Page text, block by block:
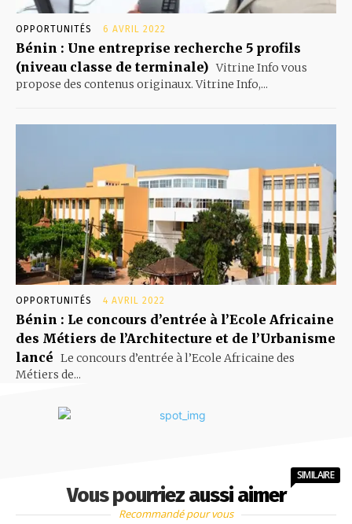
OPPORTUNITÉS 6 AVRIL 2022
Bénin : Une entreprise recherche 5 profils
(niveau classe de terminale) Vitrine Info vous
propose des contenus originaux. Vitrine Info,...
OPPORTUNITÉS 4 AVRIL 2022
Bénin : Le concours d’entrée à l’Ecole Africaine
des Métiers de l’Architecture et de l’Urbanisme
lancé Le concours d’entrée à l’Ecole Africaine des
Métiers de...
Vous pourriez aussi aimer
SIMILAIRE
Recommandé pour vous